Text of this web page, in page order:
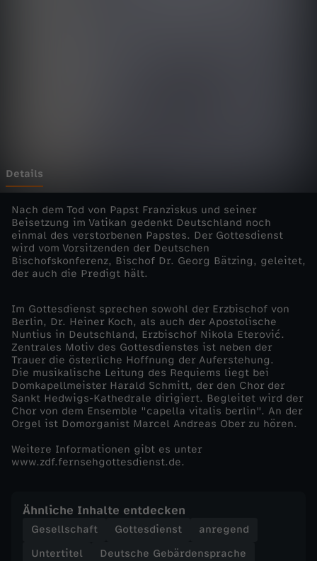
e
-
R
e
q
u
i
e
m
ü
r
Details
Nach dem Tod von Papst Franziskus und seiner
Beisetzung im Vatikan gedenkt Deutschland noch
einmal des verstorbenen Papstes. Der Gottesdienst
wird vom Vorsitzenden der Deutschen
Bischofskonferenz, Bischof Dr. Georg Bätzing, geleitet,
der auch die Predigt hält.
Im Gottesdienst sprechen sowohl der Erzbischof von
Berlin, Dr. Heiner Koch, als auch der Apostolische
Nuntius in Deutschland, Erzbischof Nikola Eterović.
Zentrales Motiv des Gottesdienstes ist neben der
Trauer die österliche Hoffnung der Auferstehung.
Die musikalische Leitung des Requiems liegt bei
Domkapellmeister Harald Schmitt, der den Chor der
Sankt Hedwigs-Kathedrale dirigiert. Begleitet wird der
Chor von dem Ensemble "capella vitalis berlin". An der
Orgel ist Domorganist Marcel Andreas Ober zu hören.
Weitere Informationen gibt es unter
www.zdf.fernsehgottesdienst.de.
Ähnliche Inhalte entdecken
Gesellschaft Gottesdienst
anregend
Untertitel
Deutsche Gebärdensprache